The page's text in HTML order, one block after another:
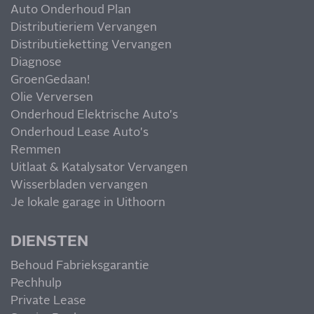
Auto Onderhoud Plan
Distributieriem Vervangen
Distributieketting Vervangen
Diagnose
GroenGedaan!
Olie Verversen
Onderhoud Elektrische Auto's
Onderhoud Lease Auto's
Remmen
Uitlaat & Katalysator Vervangen
Wisserbladen vervangen
Je lokale garage in Uithoorn
DIENSTEN
Behoud Fabrieksgarantie
Pechhulp
Private Lease